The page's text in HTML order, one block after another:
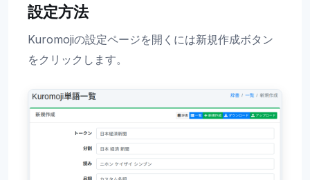
設定方法
Kuromojiの設定ページを開くには新規作成ボタン
をクリックします。